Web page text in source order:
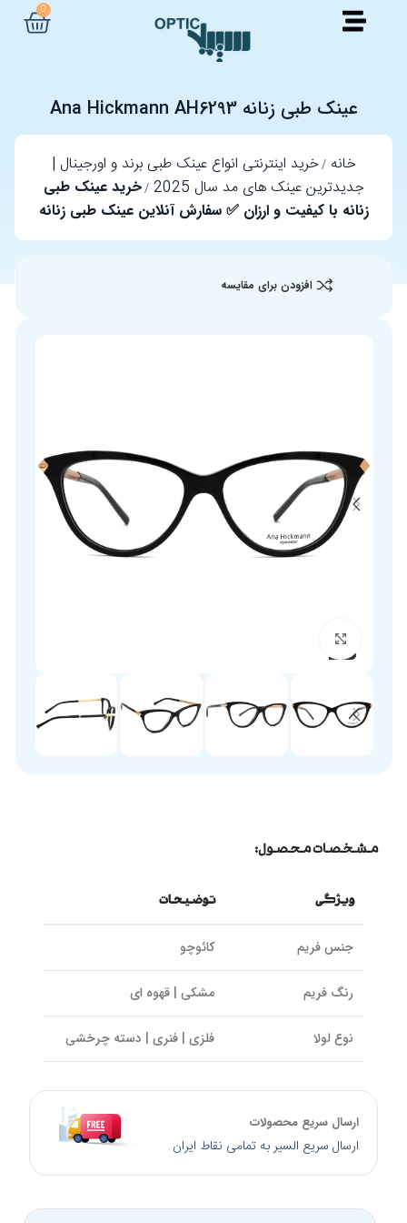
0
عینک طبی زنانه Ana Hickmann AH6293
خانه خرید اینترنتی انواع عینک طبی برند و اورجینال |
جدیدترین عینک های مد سال 2025
خرید عینک طبی
زنانه با کیفیت و ارزان ✅ سفارش آنلاین عینک طبی زنانه
افزودن برای مقایسه
مشخصات محصول:
ویژگی توضیحات
جنس فریم کائوچو
رنگ فریم مشکی | قهوه ای
نوع لولا فلزی | فنری | دسته چرخشی
سایز دسته
کالیبر عدسی 53 میلی‌متر
ارسال سریع محصولات
ارسال سریع السیر به تمامی نقاط ایران